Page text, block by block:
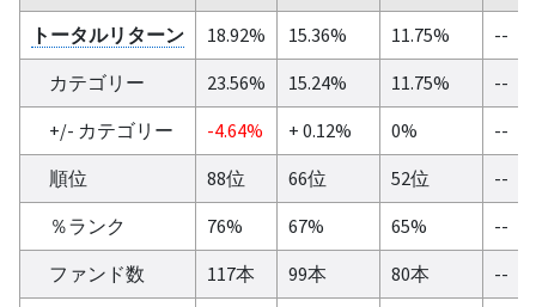
トータルリターン
18.92% 15.36% 11.75%
--
カテゴリー
23.56% 15.24% 11.75%
--
+/- カテゴリー
-4.64% + 0.12% 0%
--
順位
88位 66位 52位
--
％ランク
76% 67% 65%
--
ファンド数
117本 99本 80本
--